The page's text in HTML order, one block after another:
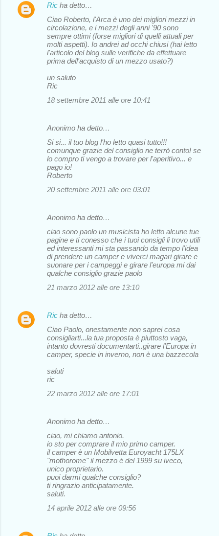
Ric ha detto…
Ciao Roberto, l'Arca è uno dei migliori mezzi in
circolazione, e i mezzi degli anni '90 sono
sempre ottimi (forse migliori di quelli attuali per
molti aspetti). Io andrei ad occhi chiusi (hai letto
l'articolo del blog sulle verifiche da effettuare
prima dell'acquisto di un mezzo usato?)
un saluto
Ric
18 settembre 2011 alle ore 10:41
Anonimo ha detto…
Si si... il tuo blog l'ho letto quasi tutto!!!
comunque grazie del consiglio ne terrò conto! se
lo compro ti vengo a trovare per l'aperitivo... e
pago io!
Roberto
20 settembre 2011 alle ore 03:01
Anonimo ha detto…
ciao sono paolo un musicista ho letto alcune tue
pagine e ti conesso che i tuoi consigli li trovo utili
ed interessanti mi sta passando da tempo l'idea
di prendere un camper e viverci magari girare e
suonare per i campeggi e girare l'europa mi dai
qualche consiglio grazie paolo
21 marzo 2012 alle ore 13:10
Ric ha detto…
Ciao Paolo, onestamente non saprei cosa
consigliarti...la tua proposta è piuttosto vaga,
intanto dovresti documentarti..girare l'Europa in
camper, specie in inverno, non è una bazzecola
saluti
ric
22 marzo 2012 alle ore 17:01
Anonimo ha detto…
ciao, mi chiamo antonio.
io sto per comprare il mio primo camper.
il camper è un Mobilvetta Euroyacht 175LX
"mothorome" il mezzo è del 1999 su iveco,
unico proprietario.
puoi darmi qualche consiglio?
ti ringrazio anticipatamente.
saluti.
14 aprile 2012 alle ore 09:56